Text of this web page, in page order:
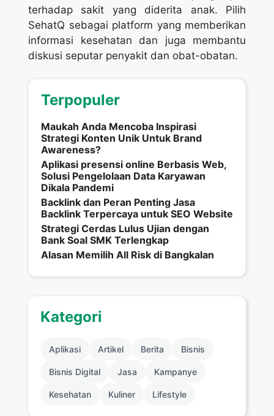
terhadap sakit yang diderita anak. Pilih
SehatQ sebagai platform yang memberikan
informasi kesehatan dan juga membantu
diskusi seputar penyakit dan obat-obatan.
Terpopuler
Maukah Anda Mencoba Inspirasi
Strategi Konten Unik Untuk Brand
Awareness?
Aplikasi presensi online Berbasis Web,
Solusi Pengelolaan Data Karyawan
Dikala Pandemi
Backlink dan Peran Penting Jasa
Backlink Terpercaya untuk SEO Website
Strategi Cerdas Lulus Ujian dengan
Bank Soal SMK Terlengkap
Alasan Memilih All Risk di Bangkalan
Kategori
Aplikasi Artikel Berita Bisnis
Bisnis Digital Jasa Kampanye
Kesehatan Kuliner Lifestyle